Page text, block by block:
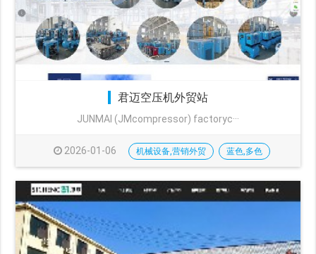
君迈空压机外贸站
JUNMAI (JMcompressor) factoryc···
2026-01-06 机械设备,营销外贸 蓝色,多色